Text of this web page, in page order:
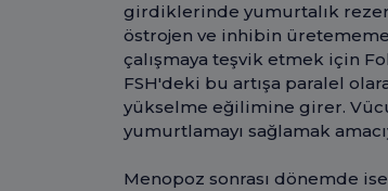
girdiklerinde yumurtalık
östrojen ve inhibin
çalışmaya teşvik etmek için
FSH'deki bu artışa paralel
yükselme eğilimine girer.
yumurtlamayı sağlamak
Menopoz sonrası dönemde